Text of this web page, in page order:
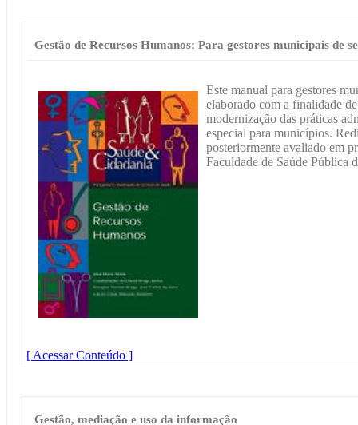
Gestão de Recursos Humanos: Para gestores municipais de
Este manual para gestores
elaborado com a finalidade
modernização das práticas
especial para municípios.
posteriormente avaliado em
Faculdade de Saúde Pública
[ Acessar Conteúdo ]
Gestão, mediação e uso da informação